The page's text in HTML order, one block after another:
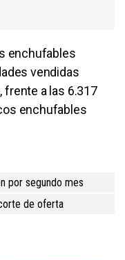
enchufables
vendidas
frente a las 6.317
enchufables
por segundo mes
de oferta